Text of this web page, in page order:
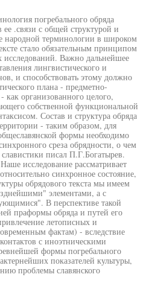
погребального обряда
.связи с общей структурой и
народной терминологии в широком
стало обязательным принципом
исследований. Важно дальнейшее
лингвистического и
и способствовать этому должно
плана - предметно-
как организованного целого,
собственной функциональной
Состав и структура обряда
- таким образом, для
формы необходимо
среза обрядности, о чем
писал П.Г.Богатырев.
исследование рассматривает
синхронное состояние,
обрядового текста мы имеем
элементами, а с
В перспективе такой
праформы обряда и путей его
летописных и
фактам) - вследствие
с иноэтническими
формы погребального
показателей культуры,
проблемы славянского